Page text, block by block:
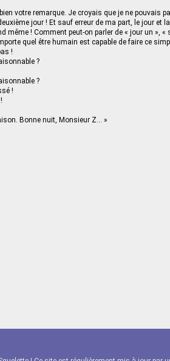
votre remarque. Je croyais que je ne pouvais
jour ! Et sauf erreur de ma part, le jour et
même ! Comment peut-on parler de « jour un », «
quel être humain est capable de faire ce
!
?
?
!
Bonne nuit, Monsieur Z… »